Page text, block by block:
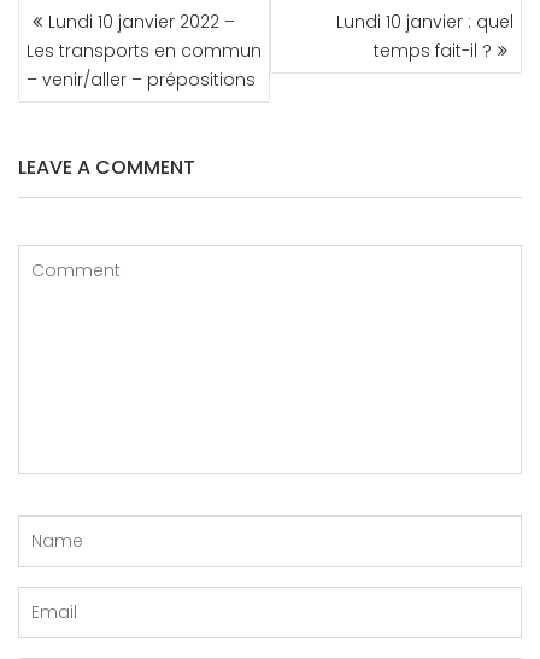
NAVIGATION
DE
L’ARTICLE
Lundi 10 janvier 2022 –
Les transports en commun
– venir/aller – prépositions
Lundi 10 janvier : quel
temps fait-il ?
LEAVE A COMMENT